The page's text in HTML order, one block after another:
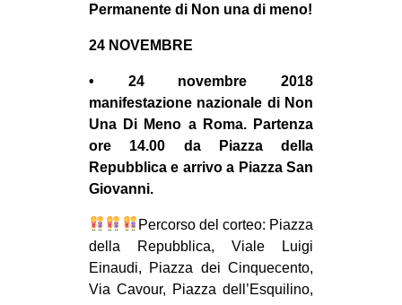
MOBILITAZIONI
SPAZI
MOVIMENTI
AMBIENTE
ANTIFASCISMO
DIRITTO ALL’ABITARE
GENERI
MIGRAZIONI
PRECARIATO
Permanente di Non una di meno!
24 NOVEMBRE
• 24 novembre 2018
manifestazione nazionale di Non
Una Di Meno a Roma. Partenza
ore 14.00 da Piazza della
Repubblica e arrivo a Piazza San
Giovanni.
Percorso del corteo: Piazza
della Repubblica, Viale Luigi
Einaudi, Piazza dei Cinquecento,
Via Cavour, Piazza dell’Esquilino,